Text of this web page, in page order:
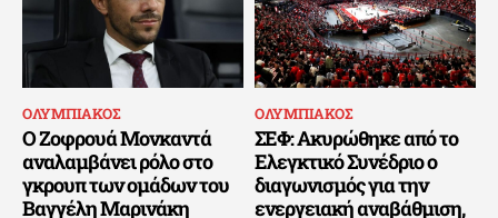
ΟΛΥΜΠΙΑΚΟΣ
Ο Ζοφρουά Μονκαντά
αναλαμβάνει ρόλο στο
γκρουπ των ομάδων του
Βαγγέλη Μαρινάκη
ΟΛΥΜΠΙΑΚΟΣ
ΣΕΦ: Ακυρώθηκε από το
Ελεγκτικό Συνέδριο ο
διαγωνισμός για την
ενεργειακή αναβάθμιση,